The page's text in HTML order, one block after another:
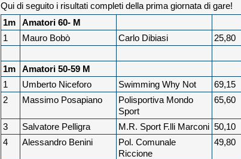
Qui di seguito i risultati completi della prima giornata di gare!
1m
Amatori 60- M
1
Mauro Bobò Carlo Dibiasi 25,80
1m
Amatori 50-59 M
1
Umberto Niceforo Swimming Why Not
69,15
2
Massimo Posapiano
Polisportiva Mondo
Sport
65,60
3 Salvatore Pelligra M.R. Sport F.lli Marconi 50,10
4
Alessandro Benini
Pol. Comunale
Riccione
49,80